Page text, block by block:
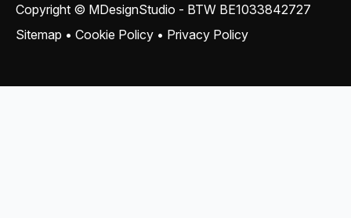
Copyright © MDesignStudio - BTW BE1033842727
Sitemap • Cookie Policy • Privacy Policy